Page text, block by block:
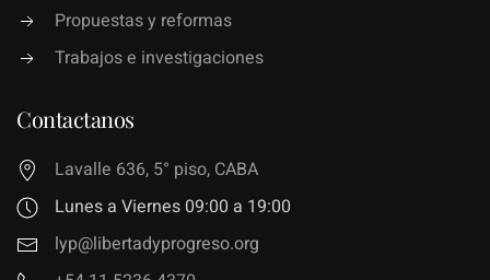
Propuestas y reformas
Trabajos e investigaciones
Contactanos
Lavalle 636, 5° piso, CABA
Lunes a Viernes 09:00 a 19:00
lyp@libertadyprogreso.org